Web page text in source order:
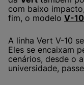
com baixo
fim, o modelo V-10
A linha Vert V-10
Eles se encaixam
cenários, desde o
universidade,